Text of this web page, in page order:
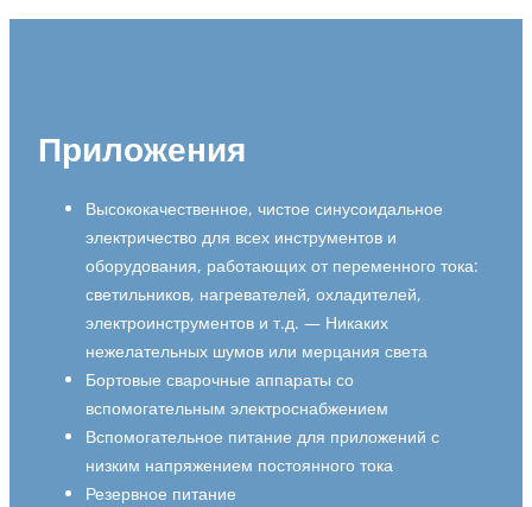
Приложения
Высококачественное, чистое синусоидальное
электричество для всех инструментов и
оборудования, работающих от переменного тока:
светильников, нагревателей, охладителей,
электроинструментов и т.д. — Никаких
нежелательных шумов или мерцания света
Бортовые сварочные аппараты со
вспомогательным электроснабжением
Вспомогательное питание для приложений с
низким напряжением постоянного тока
Резервное питание